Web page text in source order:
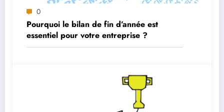
0
Pourquoi le bilan de fin d’année est
essentiel pour votre entreprise ?